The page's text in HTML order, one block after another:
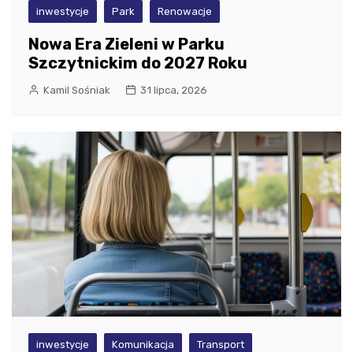
inwestycje Park Renowacje
Nowa Era Zieleni w Parku
Szczytnickim do 2027 Roku
Kamil Sośniak 31 lipca, 2026
inwestycje Komunikacja Transport